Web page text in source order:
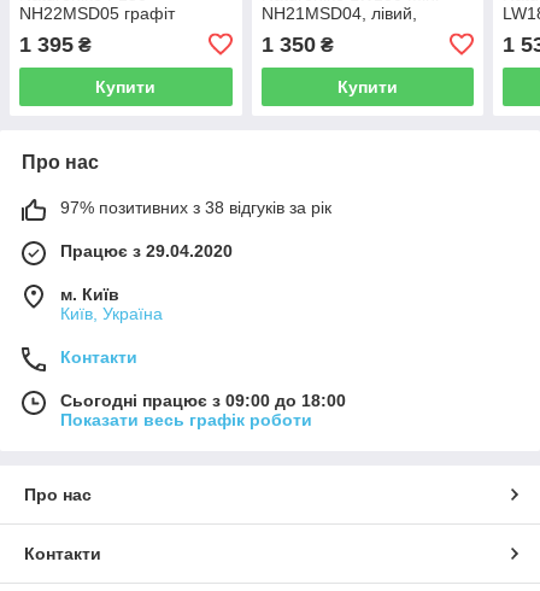
NH22MSD05 графіт
1 395 ₴
Купити
NH21MSD04, лівий,
1 350₴
Купити
1
Про нас
97% позитивних з 38 відгуків за рік
Працює з 29.04.2020
м. Київ
Київ, Україна
Контакти
Сьогодні працює з 09:00 до 18:00
Показати весь графік роботи
Про нас
Контакти